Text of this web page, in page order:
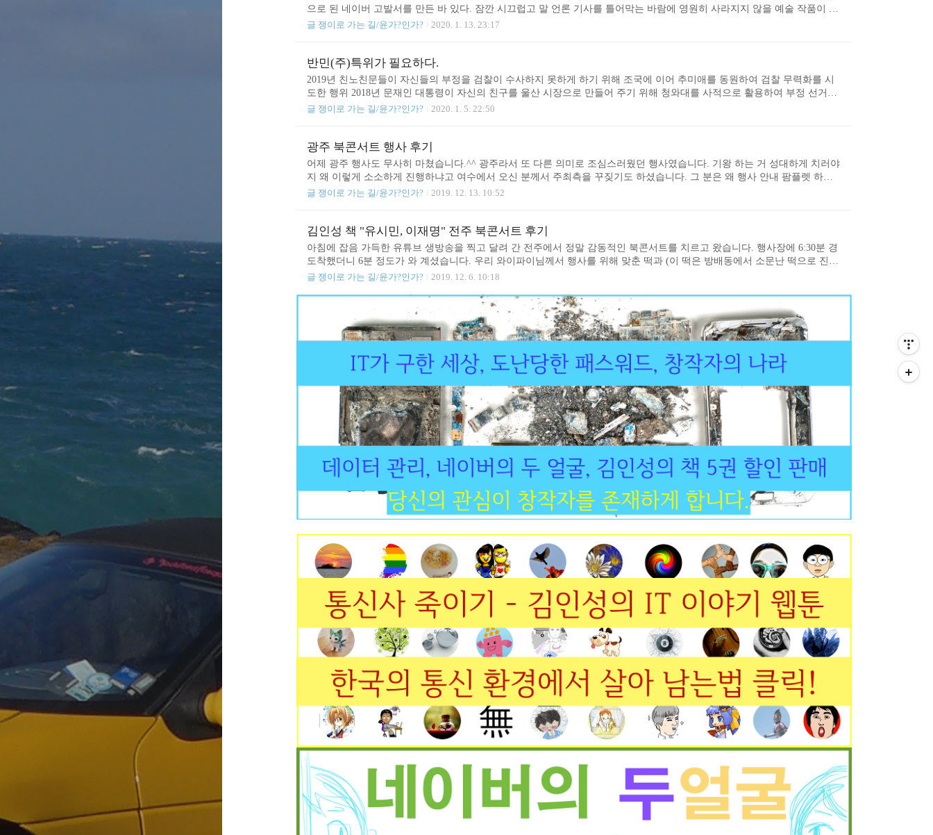
으로 된 네이버 고발서를 만든 바 있다. 잠깐 시끄럽고 말 언론 기사를 틀어막는 바람에 영원히 사라지지 않을 예술 작품이 탄
생한 것이다. 이 자리를 빌려 내가 하고자 하는 말을 전 국민이 다 들을 수 있게 만들어준 만화라는 위대한 예술 형식에 감사를
돈과 이권의 복마전이 되어온 태양광과 풍력 등 신재생에너지 사업이 머잖아 문재인 정부의 발목을..
글 쟁이로 가는 길/윤가?인가? 2020. 1. 13. 23:17
반민(주)특위가 필요하다.
2019년 친노친문들이 자신들의 부정을 검찰이 수사하지 못하게 하기 위해 조국에 이어 추미애를 동원하여 검찰 무력화를 시
도한 행위 2018년 문재인 대통령이 자신의 친구를 울산 시장으로 만들어 주기 위해 청와대를 사적으로 활용하여 부정 선거를
실행한 권력남용 행위 2017년 문재인 대선 후보가 드루킹을 동원해서 안철수 지지율을 떨어뜨리고 대선에서 여론 조작을 통
IT 전문가가 "선거 시스템 운영 업체의 데이터베이스 실사" 과정에서 "어떻게 선거 시스템을 이 ..
글 쟁이로 가는 길/윤가?인가? 2020. 1. 5. 22:50
광주 북콘서트 행사 후기
어제 광주 행사도 무사히 마쳤습니다.^^ 광주라서 또 다른 의미로 조심스러웠던 행사였습니다. 기왕 하는 거 성대하게 치러야
지 왜 이렇게 소소하게 진행하냐고 여수에서 오신 분께서 주최측을 꾸짖기도 하셨습니다. 그 분은 왜 행사 안내 팜플렛 하나
뿌리지 않고, 행사장 건물 입구에 행사 안내문 하나 붙이지 않았냐고도 하셨습니다. 제가 원한다면 광주에세 수 백명을 동원
외칠 뿐입니다. 광야에서 외치는 소리를 듣고 싶은 분들이 계시다면 여러분들이 같은 생각을 가지신 분들을 모아..
글 쟁이로 가는 길/윤가?인가? 2019. 12. 13. 10:52
김인성 책 "유시민, 이재명" 전주 북콘서트 후기
아침에 잡음 가득한 유튜브 생방송을 찍고 달려 간 전주에서 정말 감동적인 북콘서트를 치르고 왔습니다. 행사장에 6:30분 경
도착했더니 6분 정도가 와 계셨습니다. 우리 와이파이님께서 행사를 위해 맞춘 떡과 (이 떡은 방배동에서 소문난 떡으로 진짜
졸라 맛있음. 이 떡은 콘서트 오신 분들이 몇 분이든 완전히 다 사라짐. 오죽하면 제가 콘서트가기 전에 몇 개 빼돌리겠습니
알려드리면 블로그에서 홍보한다고 할까봐 못 알려드리지만 진짜 맛있음. 보장함. 도장 콱!!) 바리바리 싸 들고 갔기 때문에
열심히 세팅을 했습니다. 7시가 되도록 얼마 오시지 않아서 그냥 원탁 테이블에서 간담회처럼 ..
글 쟁이로 가는 길/윤가?인가? 2019. 12. 6. 10:18